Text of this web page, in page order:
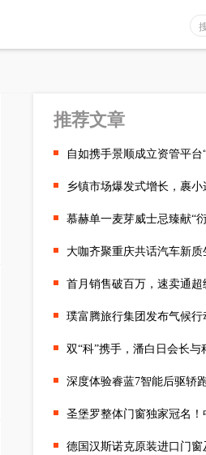
推荐文章
大咖齐聚重庆共话汽车新
璞富腾旅行集团发布气候
双“科”携手，潘白日会长